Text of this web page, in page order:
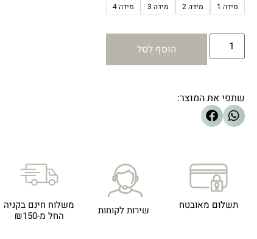
מידה 1 מידה 2 מידה 3 מידה 4
הוסף לסל
שתפי את המוצר:
תשלום מאובטח שירות לקוחות
משלוח חינם בקניה
החל מ-₪150